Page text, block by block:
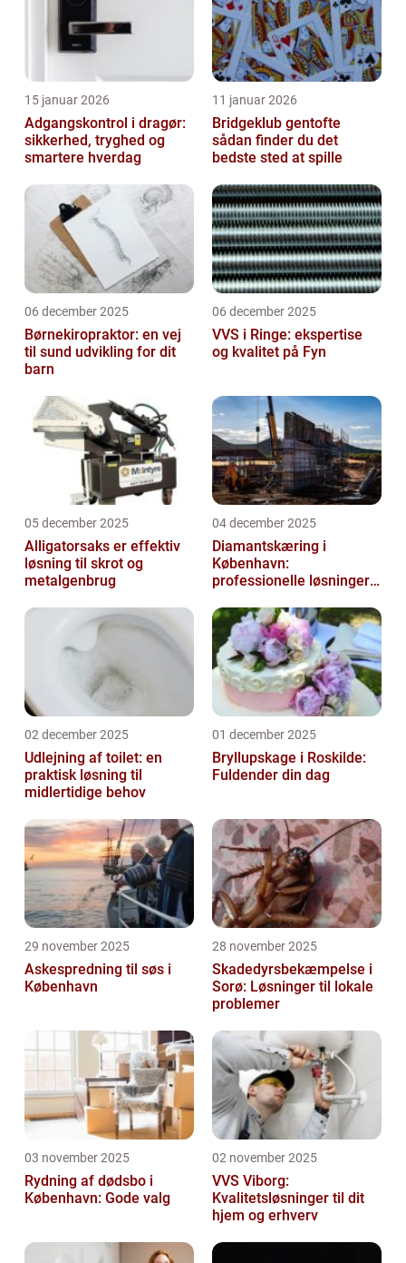
15 januar 2026
Adgangskontrol i dragør:
sikkerhed, tryghed og
smartere hverdag
11 januar 2026
Bridgeklub gentofte
sådan finder du det
bedste sted at spille
06 december 2025
Børnekiropraktor: en vej
til sund udvikling for dit
barn
06 december 2025
VVS i Ringe: ekspertise
og kvalitet på Fyn
05 december 2025
Alligatorsaks er effektiv
løsning til skrot og
metalgenbrug
04 december 2025
Diamantskæring i
København:
professionelle løsninger
02 december 2025
Udlejning af toilet: en
praktisk løsning til
midlertidige behov
01 december 2025
Bryllupskage i Roskilde:
Fuldender din dag
29 november 2025
Askespredning til søs i
København
28 november 2025
Skadedyrsbekæmpelse i
Sorø: Løsninger til lokale
problemer
03 november 2025
Rydning af dødsbo i
København: Gode valg
02 november 2025
VVS Viborg:
Kvalitetsløsninger til dit
hjem og erhverv